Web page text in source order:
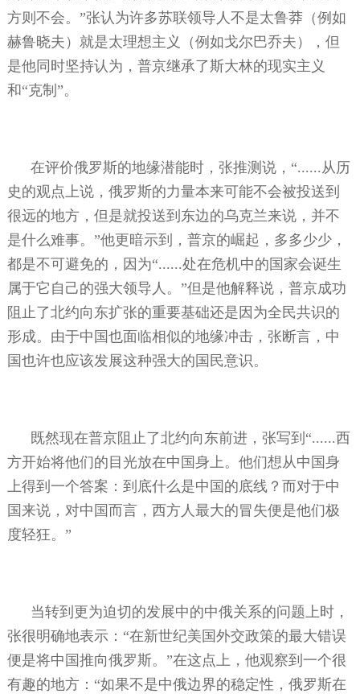
方则不会。”张认为许多苏联领导人不是太鲁莽（例如
赫鲁晓夫）就是太理想主义（例如戈尔巴乔夫），但
是他同时坚持认为，普京继承了斯大林的现实主义
和“克制”。
在评价俄罗斯的地缘潜能时，张推测说，“...... 从历
史的观点上说，俄罗斯的力量本来可能不会被投送到
很远的地方，但是就投送到东边的乌克兰来说，并不
是什么难事。”他更暗示到，普京的崛起，多多少少，
都是不可避免的，因为“......处在危机中的国家会诞生
属于它自己的强大领导人。”但是他解释说，普京成功
阻止了北约向东扩张的重要基础还是因为全民共识的
形成。由于中国也面临相似的地缘冲击，张断言，中
国也许也应该发展这种强大的国民意识。
既然现在普京阻止了北约向东前进，张写到“......西
方开始将他们的目光放在中国身上。他们想从中国身
上得到一个答案：到底什么是中国的底线？而对于中
国来说，对中国而言，西方人最大的冒失便是他们极
度轻狂。”
当转到更为迫切的发展中的中俄关系的问题上时，
张很明确地表示：“在新世纪美国外交政策的最大错误
便是将中国推向俄罗斯。”在这点上，他观察到一个很
有趣的地方：“如果不是中俄边界的稳定性，俄罗斯在